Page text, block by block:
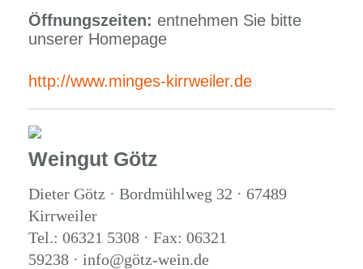
Öffnungszeiten: entnehmen Sie bitte
unserer Homepage
http://www.minges-kirrweiler.de
Weingut Götz
Dieter Götz · Bordmühlweg 32 · 67489
Kirrweiler
Tel.: 06321 5308 · Fax: 06321
59238 · info@götz-wein.de